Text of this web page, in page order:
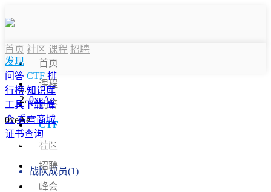
首页
课程
问答
CTF
社区
招聘
峰会
首页 社区 课程 招聘
发现
问答 CTF 排
行榜 知识库
工具下载 峰
会 看雪商城
证书查询
0xeAe
0xeAe
战队信息
战队成员(1)